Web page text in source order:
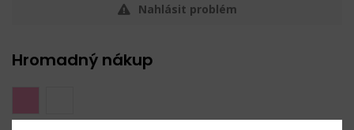
Nahlásit problém
Hromadný nákup